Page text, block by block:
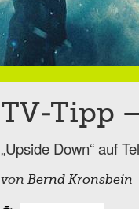
TV-Tipp
„Upside Down“ auf
von Bernd Kronsbein